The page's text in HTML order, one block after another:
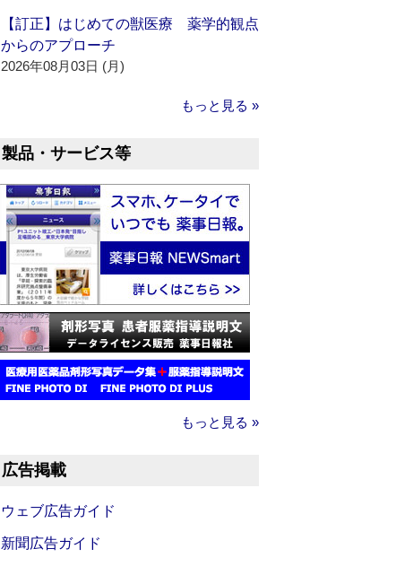
【訂正】はじめての獣医療 薬学的観点
からのアプローチ
2026年08月03日 (月)
もっと見る »
製品・サービス等
もっと見る »
広告掲載
ウェブ広告ガイド
新聞広告ガイド